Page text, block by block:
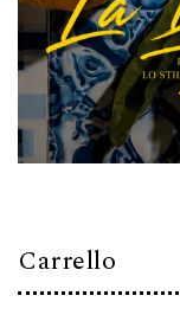
Carrello